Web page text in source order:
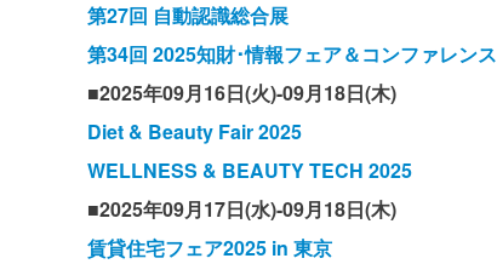
第27回 自動認識総合展
第34回 2025知財･情報フェア＆コンファレンス
■2025年09月16日(火)-09月18日(木)
Diet & Beauty Fair 2025
WELLNESS & BEAUTY TECH 2025
■2025年09月17日(水)-09月18日(木)
賃貸住宅フェア2025 in 東京